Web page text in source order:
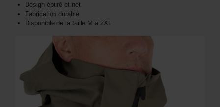
Design épuré et net
Fabrication durable
Disponible de la taille M à 2XL